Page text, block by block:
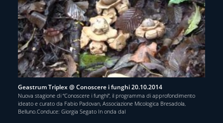
Geastrum Triplex @ Conoscere i funghi 20.10.2014
Nuova stagione di “Conoscere i funghi”, il programma di approfondimento
ideato e curato da Fabio Padovan, Associazione Micologica Bresadola,
Belluno.Conduce: Giorgia Segato In onda dal